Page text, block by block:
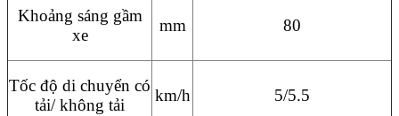
Khoảng sáng gầm
xe
mm 80
Tốc độ di chuyển có
tải/ không tải
km/h 5/5.5